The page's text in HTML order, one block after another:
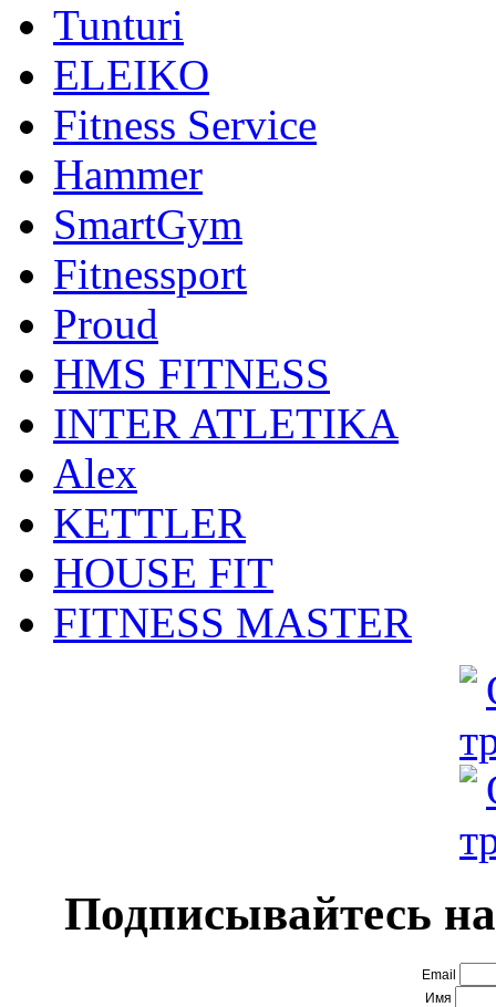
Tunturi
ELEIKO
Fitness Service
Hammer
SmartGym
Fitnessport
Proud
HMS FITNESS
INTER ATLETIKA
Alex
KETTLER
HOUSE FIT
FITNESS MASTER
Подписывайтесь
Email
Имя